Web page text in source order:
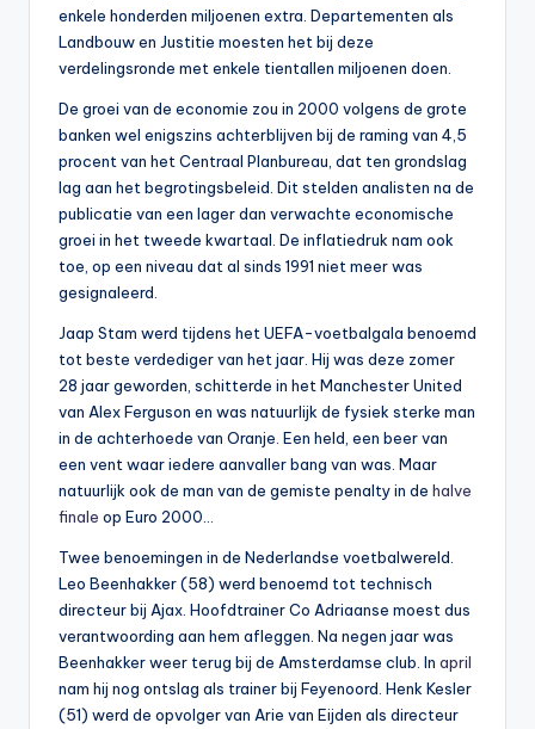
enkele honderden miljoenen extra. Departementen als
Landbouw en Justitie moesten het bij deze
verdelingsronde met enkele tientallen miljoenen doen.
De groei van de economie zou in 2000 volgens de grote
banken wel enigszins achterblijven bij de raming van 4,5
procent van het Centraal Planbureau, dat ten grondslag
lag aan het begrotingsbeleid. Dit stelden analisten na de
publicatie van een lager dan verwachte economische
groei in het tweede kwartaal. De inflatiedruk nam ook
toe, op een niveau dat al sinds 1991 niet meer was
gesignaleerd.
Jaap Stam werd tijdens het UEFA-voetbalgala benoemd
tot beste verdediger van het jaar. Hij was deze zomer
28 jaar geworden, schitterde in het Manchester United
van Alex Ferguson en was natuurlijk de fysiek sterke man
in de achterhoede van Oranje. Een held, een beer van
een vent waar iedere aanvaller bang van was. Maar
natuurlijk ook de man van de gemiste penalty in de halve
finale op Euro 2000…
Twee benoemingen in de Nederlandse voetbalwereld.
Leo Beenhakker (58) werd benoemd tot technisch
directeur bij Ajax. Hoofdtrainer Co Adriaanse moest dus
verantwoording aan hem afleggen. Na negen jaar was
Beenhakker weer terug bij de Amsterdamse club. In april
nam hij nog ontslag als trainer bij Feyenoord. Henk Kesler
(51) werd de opvolger van Arie van Eijden als directeur